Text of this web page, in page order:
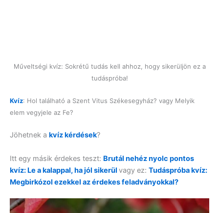
Műveltségi kvíz: Sokrétű tudás kell ahhoz, hogy sikerüljön ez a
tudáspróba!
Kvíz: Hol található a Szent Vitus Székesegyház? vagy Melyik
elem vegyjele az Fe?
Jöhetnek a kvíz kérdések?
Itt egy másik érdekes teszt: Brutál nehéz nyolc pontos
kvíz: Le a kalappal, ha jól sikerül vagy ez: Tudáspróba kvíz:
Megbirkózol ezekkel az érdekes feladványokkal?